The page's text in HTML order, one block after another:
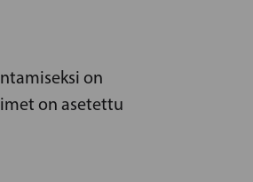
on
on asetettu